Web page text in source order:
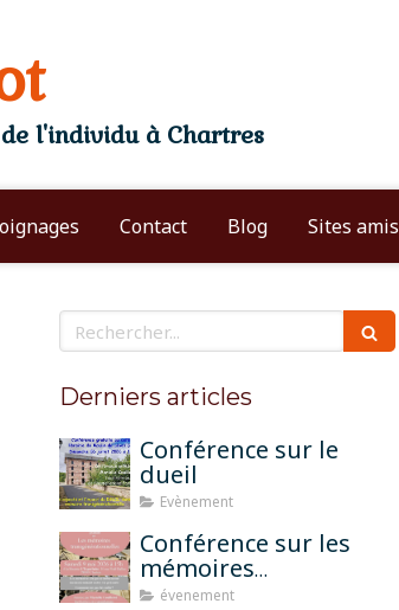
l'individu à Chartres
Contact Blog Sites amis
Rechercher
Derniers articles
Conférence sur le
dueil
Evènement
Conférence sur les
mémoires
transgénérationnelles
évenement